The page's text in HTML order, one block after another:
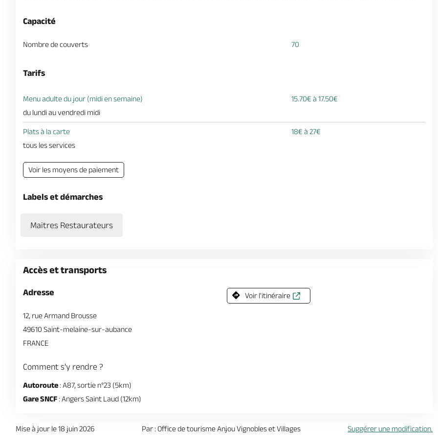
Capacité
Nombre de couverts 70
Tarifs
Menu adulte du jour (midi en semaine)
15.70€ à 17.50€
du lundi au vendredi midi
Plats à la carte
18€ à 27€
tous les services
Voir les moyens de paiement
Labels et démarches
Maitres Restaurateurs
Accès et transports
Adresse
12, rue Armand Brousse
49610 Saint-melaine-sur-aubance
FRANCE
Voir l'itinéraire
Comment s'y rendre ?
Autoroute : A87, sortie n°23 (5km)
Gare SNCF : Angers Saint Laud (12km)
Mise à jour le 18 juin 2026 Par : Office de tourisme Anjou Vignobles et Villages Suggérer une modification.